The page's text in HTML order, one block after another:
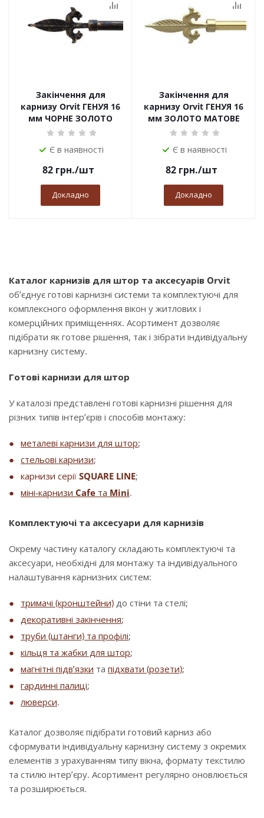
Закінчення для
карнизу Orvit ГЕНУЯ 16
мм ЧОРНЕ ЗОЛОТО
Є в наявності
82 грн./шт
Докладно
Закінчення для
карнизу Orvit ГЕНУЯ 16
мм ЗОЛОТО МАТОВЕ
Є в наявності
82 грн./шт
Докладно
Каталог карнизів для штор та аксесуарів Orvit
об’єднує готові карнизні системи та комплектуючі для
комплексного оформлення вікон у житлових і
комерційних приміщеннях. Асортимент дозволяє
підібрати як готове рішення, так і зібрати індивідуальну
карнизну систему.
Готові карнизи для штор
У каталозі представлені готові карнизні рішення для
різних типів інтер’єрів і способів монтажу:
металеві карнизи для штор;
стельові карнизи;
карнизи серії SQUARE LINE;
міні-карнизи Cafe та Mini.
Комплектуючі та аксесуари для карнизів
Окрему частину каталогу складають комплектуючі та
аксесуари, необхідні для монтажу та індивідуального
налаштування карнизних систем:
тримачі (кронштейни) до стіни та стелі;
декоративні закінчення;
труби (штанги) та профілі;
кільця та жабки для штор;
магнітні підв’язки та підхвати (розети);
гардинні палиці;
люверси.
Каталог дозволяє підібрати готовий карниз або
сформувати індивідуальну карнизну систему з окремих
елементів з урахуванням типу вікна, формату текстилю
та стилю інтер’єру. Асортимент регулярно оновлюється
та розширюється.